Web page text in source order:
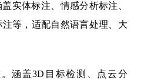
实体标注、情感分析标注、
等，适配自然语言处理、大
。涵盖3D目标检测、点云分